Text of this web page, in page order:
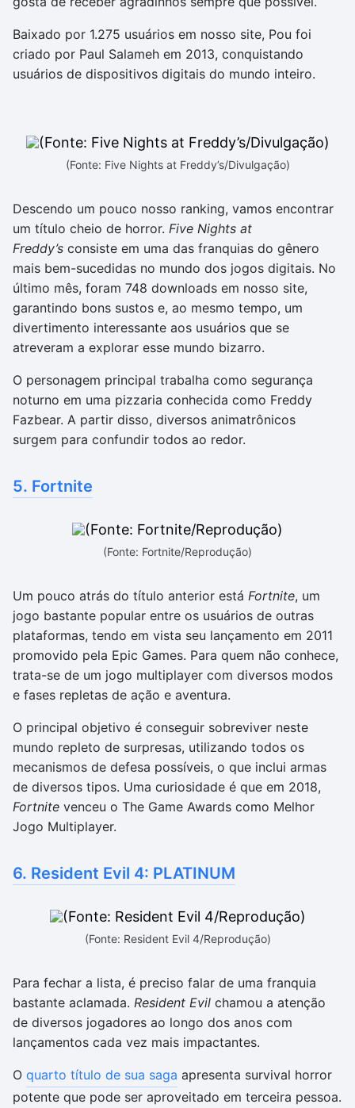
Baixado por 1.275 usuários em nosso site, Pou foi
criado por Paul Salameh em 2013, conquistando
usuários de dispositivos digitais do mundo inteiro.
(Fonte: Five Nights at Freddy’s/Divulgação)
Descendo um pouco nosso ranking, vamos encontrar
um título cheio de horror. Five Nights at
Freddy’s consiste em uma das franquias do gênero
mais bem-sucedidas no mundo dos jogos digitais. No
último mês, foram 748 downloads em nosso site,
garantindo bons sustos e, ao mesmo tempo, um
divertimento interessante aos usuários que se
atreveram a explorar esse mundo bizarro.
O personagem principal trabalha como segurança
noturno em uma pizzaria conhecida como Freddy
Fazbear. A partir disso, diversos animatrônicos
surgem para confundir todos ao redor.
5. Fortnite
(Fonte: Fortnite/Reprodução)
Um pouco atrás do título anterior está Fortnite, um
jogo bastante popular entre os usuários de outras
plataformas, tendo em vista seu lançamento em 2011
promovido pela Epic Games. Para quem não conhece,
trata-se de um jogo multiplayer com diversos modos
e fases repletas de ação e aventura.
O principal objetivo é conseguir sobreviver neste
mundo repleto de surpresas, utilizando todos os
mecanismos de defesa possíveis, o que inclui armas
de diversos tipos. Uma curiosidade é que em 2018,
Fortnite venceu o The Game Awards como Melhor
Jogo Multiplayer.
6. Resident Evil 4: PLATINUM
(Fonte: Resident Evil 4/Reprodução)
Para fechar a lista, é preciso falar de uma franquia
bastante aclamada. Resident Evil chamou a atenção
de diversos jogadores ao longo dos anos com
lançamentos cada vez mais impactantes.
O quarto título de sua saga apresenta survival horror
potente que pode ser aproveitado em terceira pessoa.